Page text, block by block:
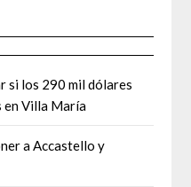
si los 290 mil dólares
en Villa María
a Accastello y